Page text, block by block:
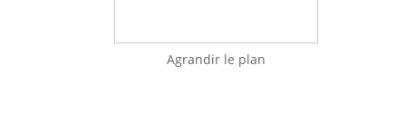
Agrandir le plan